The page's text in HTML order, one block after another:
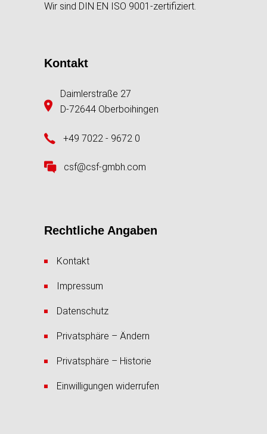
Wir sind DIN EN ISO 9001-zertifiziert.
Kontakt
Daimlerstraße 27
D-72644 Oberboihingen
+49 7022 - 9672 0
csf@csf-gmbh.com
Rechtliche Angaben
Kontakt
Impressum
Datenschutz
Privatsphäre – Ändern
Privatsphäre – Historie
Einwilligungen widerrufen